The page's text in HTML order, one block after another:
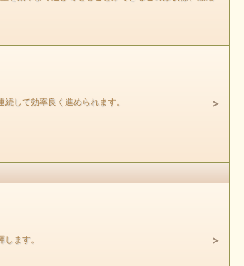
して効率良く進められます。
ます。